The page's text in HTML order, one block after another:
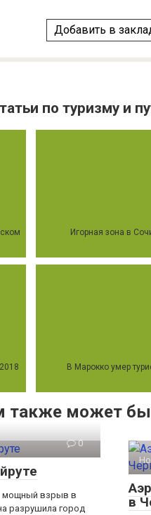
Добавить в
по туризму и
Игорная зона в
В Марокко умер
также может
0
мощный взрыв в
разрушила город
в